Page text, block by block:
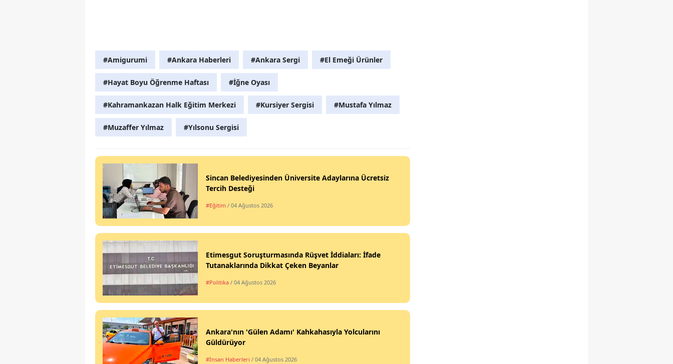
#Amigurumi #Ankara Haberleri #Ankara Sergi #El Emeği Ürünler
#Hayat Boyu Öğrenme Haftası #İğne Oyası
#Kahramankazan Halk Eğitim Merkezi #Kursiyer Sergisi #Mustafa Yılmaz
#Muzaffer Yılmaz #Yılsonu Sergisi
Sincan Belediyesinden Üniversite Adaylarına Ücretsiz
Tercih Desteği
#Eğitim / 04 Ağustos 2026
Etimesgut Soruşturmasında Rüşvet İddiaları: İfade
Tutanaklarında Dikkat Çeken Beyanlar
#Politika / 04 Ağustos 2026
Ankara'nın 'Gülen Adamı' Kahkahasıyla Yolcularını
Güldürüyor
#İnsan Haberleri / 04 Ağustos 2026